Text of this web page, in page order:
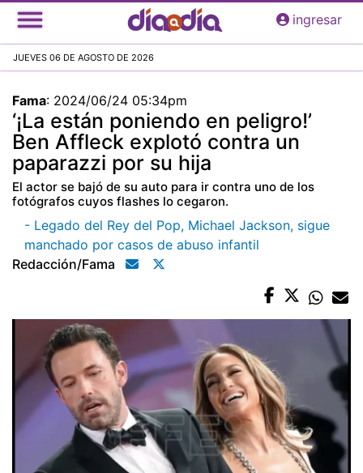
Pasar
al
principal
ingresar
JUEVES 06 DE AGOSTO DE 2026
Fama: 2024/06/24 05:34pm
‘¡La están poniendo en peligro!’
Ben Affleck explotó contra un
paparazzi por su hija
El actor se bajó de su auto para ir contra uno de los
fotógrafos cuyos flashes lo cegaron.
- Legado del Rey del Pop, Michael Jackson, sigue
manchado por casos de abuso infantil
Redacción/fama